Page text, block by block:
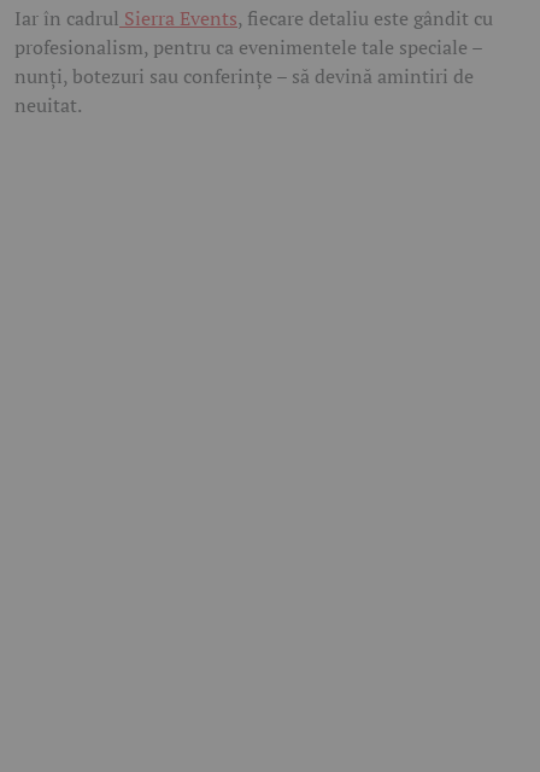
Iar în cadrul Sierra Events, fiecare detaliu este gândit cu
profesionalism, pentru ca evenimentele tale speciale –
nunți, botezuri sau conferințe – să devină amintiri de
neuitat.